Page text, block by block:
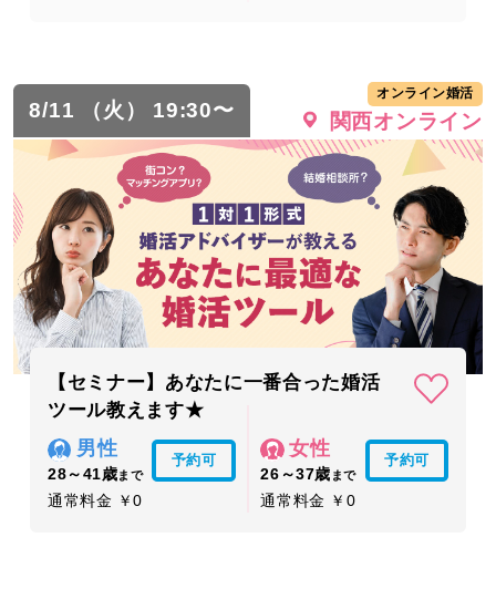
8/11 （火） 19:30〜
オンライン婚活
関西オンライン
【セミナー】あなたに一番合った婚活
ツール教えます★
男性
28～41歳まで
予約可
通常料金 ￥0
女性
26～37歳 まで
予約可
通常料金 ￥0